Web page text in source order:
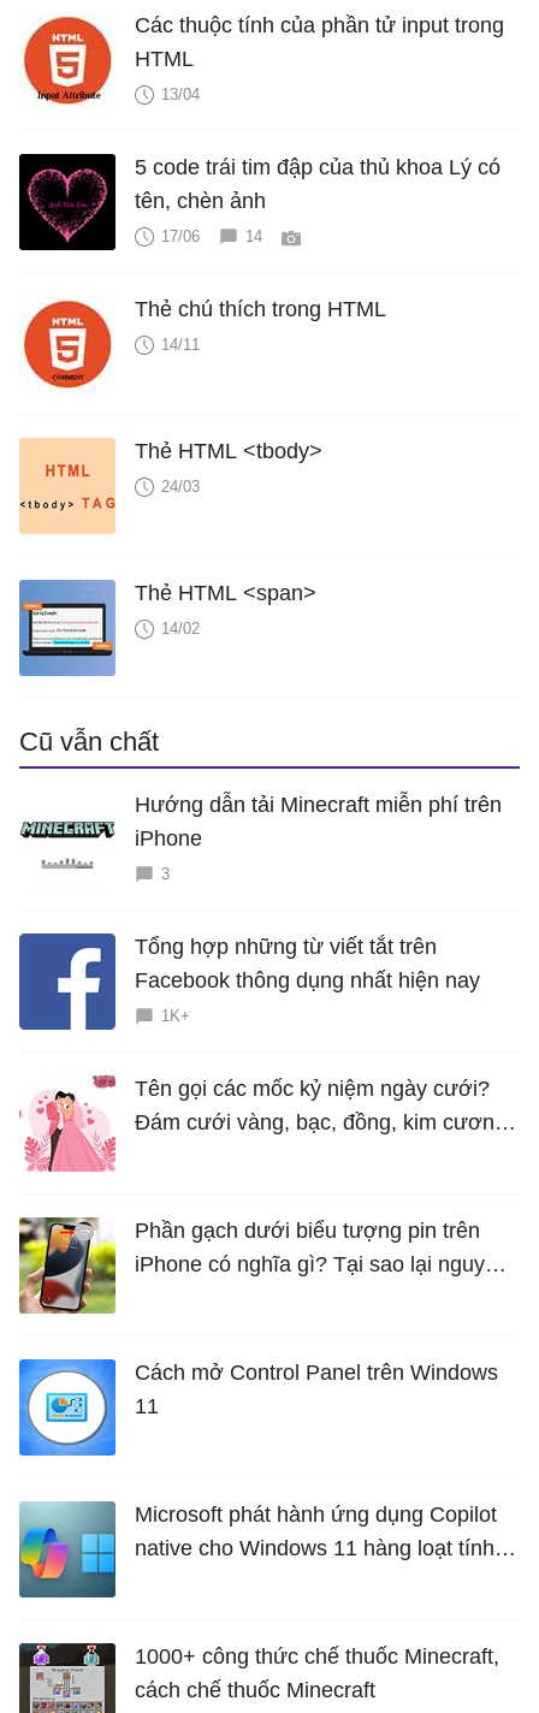
Các thuộc tính của phần tử input trong
HTML
13/04
5 code trái tim đập của thủ khoa Lý có
tên, chèn ảnh
17/06 14
Thẻ chú thích trong HTML
14/11
Thẻ HTML <tbody>
24/03
Thẻ HTML <span>
14/02
Cũ vẫn chất
Hướng dẫn tải Minecraft miễn phí trên
iPhone
3
Tổng hợp những từ viết tắt trên
Facebook thông dụng nhất hiện nay
1K+
Tên gọi các mốc kỷ niệm ngày cưới?
Đám cưới vàng, bạc, đồng, kim cương
Phần gạch dưới biểu tượng pin trên
iPhone có nghĩa gì? Tại sao lại nguy
Cách mở Control Panel trên Windows
11
Microsoft phát hành ứng dụng Copilot
native cho Windows 11 hàng loạt tính
1000+ công thức chế thuốc Minecraft,
cách chế thuốc Minecraft